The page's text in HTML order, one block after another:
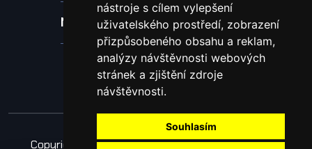
nástroje s cílem vylepšení
uživatelského prostředí, zobrazení
přizpůsobeného obsahu a reklam,
analýzy návštěvnosti webových
stránek a zjištění zdroje
návštěvnosti.
Souhlasím
Náhradní díly pro vodní paprsek
Laserové svařování
Copyright © 2026 Všechna práva vyhrazena